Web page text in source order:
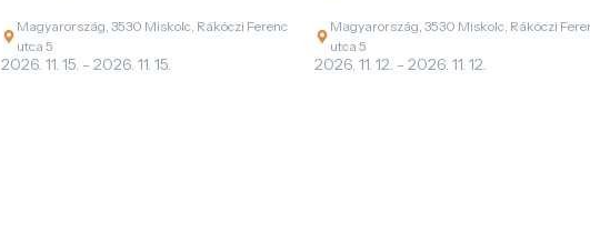
Magyarország, 3530 Miskolc, Rákóczi Ferenc
utca 5
2026. 11. 15. - 2026. 11. 15.
Magyarország, 3530 Miskolc, Rákóczi
utca 5
2026. 11. 12. - 2026. 11. 12.